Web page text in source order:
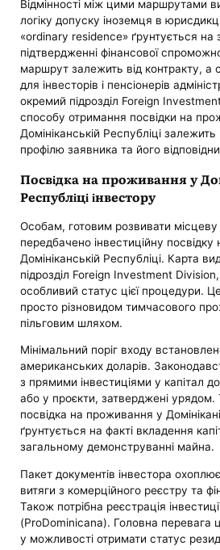
Відмінності між цими маршрутами
логіку допуску іноземця в
«ordinary residence» ґрунтується на
підтвердженні фінансової
маршрут залежить від контракту, а
для інвесторів і пенсіонерів
окремий підрозділ Foreign
способу отримання посвідки на
Домініканській Республіці
профілю заявника та його
Посвідка на проживання у
Республіці інвестору
Особам, готовим розвивати місцеву
передбачено інвестиційну
Домініканській Республіці. Карта
підрозділ Foreign Investment
особливий статус цієї процедури.
просто різновидом тимчасового
пільговим шляхом.
Мінімальний поріг входу
американських доларів.
з прямими інвестиціями у капітал
або у проєкти, затверджені
посвідка на проживання у
ґрунтується на факті вкладення
загальному демонструванні майна.
Пакет документів інвестора
витяги з комерційного реєстру та
Також потрібна реєстрація
(ProDominicana). Головна перевага
у можливості отримати статус